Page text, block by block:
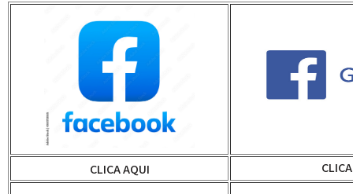
CLICA AQUI